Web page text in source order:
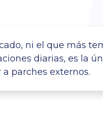
ni el que más
diarias, es la
parches externos.